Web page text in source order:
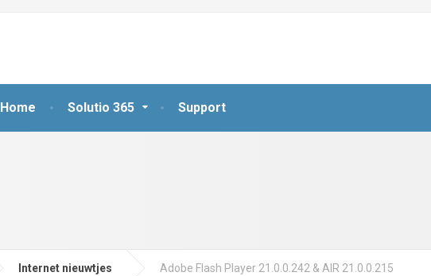
Home Solutio 365 Support
Internet nieuwtjes Adobe Flash Player 21.0.0.242 & AIR 21.0.0.215